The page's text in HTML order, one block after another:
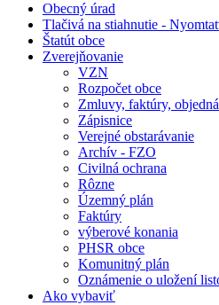
Obecný úrad
Tlačivá na stiahnutie -
Štatút obce
Zverejňovanie
VZN
Rozpočet obce
Zmluvy, faktúry,
Zápisnice
Verejné obstarávanie
Archív - FZO
Civilná ochrana
Rôzne
Územný plán
Faktúry
výberové konania
PHSR obce
Komunitný plán
Oznámenie o uložení
Ako vybaviť